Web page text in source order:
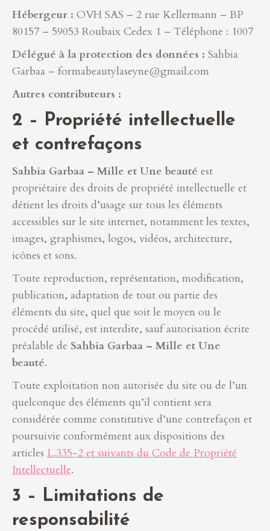
Hébergeur : OVH SAS – 2 rue Kellermann – BP
80157 – 59053 Roubaix Cedex 1 – Téléphone : 1007
Délégué à la protection des données : Sahbia
Garbaa – formabeautylaseyne@gmail.com
Autres contributeurs :
2 – Propriété intellectuelle
et contrefaçons
Sahbia Garbaa – Mille et Une beauté est
propriétaire des droits de propriété intellectuelle et
détient les droits d’usage sur tous les éléments
accessibles sur le site internet, notamment les textes,
images, graphismes, logos, vidéos, architecture,
icônes et sons.
Toute reproduction, représentation, modification,
publication, adaptation de tout ou partie des
éléments du site, quel que soit le moyen ou le
procédé utilisé, est interdite, sauf autorisation écrite
préalable de Sahbia Garbaa – Mille et Une
beauté.
Toute exploitation non autorisée du site ou de l’un
quelconque des éléments qu’il contient sera
considérée comme constitutive d’une contrefaçon et
poursuivie conformément aux dispositions des
articles L.335-2 et suivants du Code de Propriété
Intellectuelle.
3 – Limitations de
responsabilité